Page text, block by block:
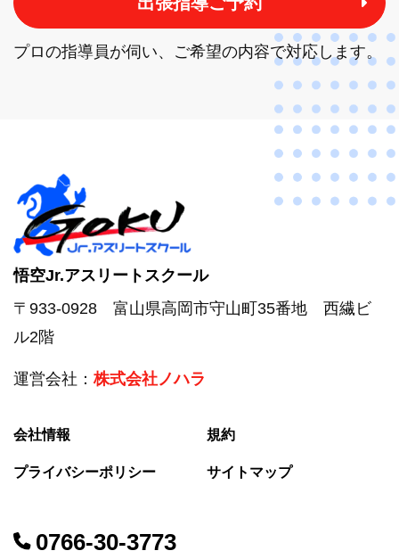
プロの指導員が伺い、ご希望の内容で対応します。
悟空Jr.アスリートスクール
〒933-0928 富山県高岡市守山町35番地 西繊ビ
ル2階
運営会社：株式会社ノハラ
会社情報 規約
プライバシーポリシー サイトマップ
0766-30-3773